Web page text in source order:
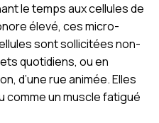
le temps aux cellules de
élevé, ces micro-
sont sollicitées non-
quotidiens, ou en
d’une rue animée. Elles
comme un muscle fatigué